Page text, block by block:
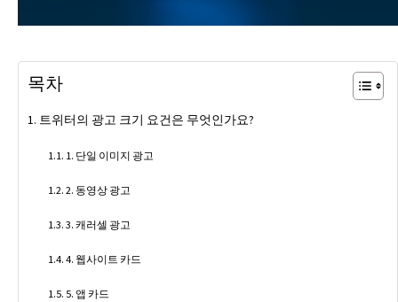
목차
트위터의 광고 크기 요건은 무엇인가요?
1. 단일 이미지 광고
2. 동영상 광고
3. 캐러셀 광고
4. 웹사이트 카드
5. 앱 카드